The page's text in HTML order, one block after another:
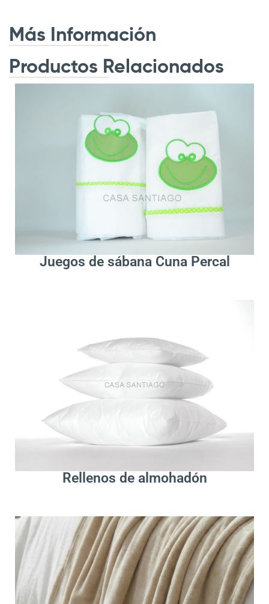
Más Información
Productos Relacionados
.
Juegos de sábana Cuna Percal
Leer Más
Rellenos de almohadón
.